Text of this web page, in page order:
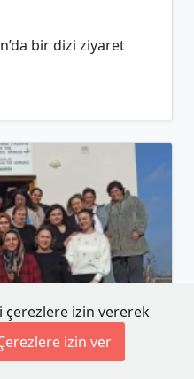
bir dizi ziyaret
çerezlere izin vererek
izin ver